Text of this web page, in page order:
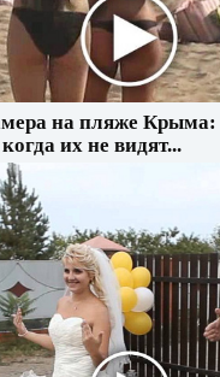
на пляже
их не видят...